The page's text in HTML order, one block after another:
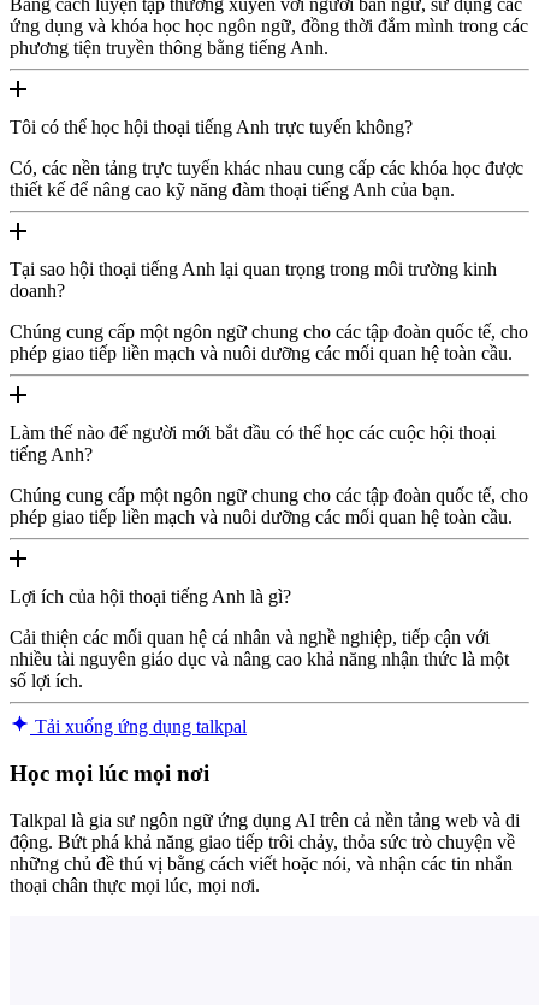
Bằng cách luyện tập thường xuyên với người bản ngữ, sử dụng các
ứng dụng và khóa học học ngôn ngữ, đồng thời đắm mình trong các
phương tiện truyền thông bằng tiếng Anh.
Tôi có thể học hội thoại tiếng Anh trực tuyến không?
Có, các nền tảng trực tuyến khác nhau cung cấp các khóa học được
thiết kế để nâng cao kỹ năng đàm thoại tiếng Anh của bạn.
Tại sao hội thoại tiếng Anh lại quan trọng trong môi trường kinh
doanh?
Chúng cung cấp một ngôn ngữ chung cho các tập đoàn quốc tế, cho
phép giao tiếp liền mạch và nuôi dưỡng các mối quan hệ toàn cầu.
Làm thế nào để người mới bắt đầu có thể học các cuộc hội thoại
tiếng Anh?
Chúng cung cấp một ngôn ngữ chung cho các tập đoàn quốc tế, cho
phép giao tiếp liền mạch và nuôi dưỡng các mối quan hệ toàn cầu.
Lợi ích của hội thoại tiếng Anh là gì?
Cải thiện các mối quan hệ cá nhân và nghề nghiệp, tiếp cận với
nhiều tài nguyên giáo dục và nâng cao khả năng nhận thức là một
số lợi ích.
Tải xuống ứng dụng talkpal
Học mọi lúc mọi nơi
Talkpal là gia sư ngôn ngữ ứng dụng AI trên cả nền tảng web và di
động. Bứt phá khả năng giao tiếp trôi chảy, thỏa sức trò chuyện về
những chủ đề thú vị bằng cách viết hoặc nói, và nhận các tin nhắn
thoại chân thực mọi lúc, mọi nơi.